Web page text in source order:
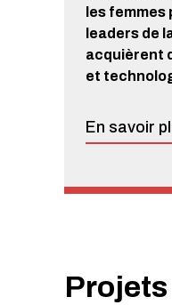
les
leaders de
acquièrent
et
En savoir
Projets